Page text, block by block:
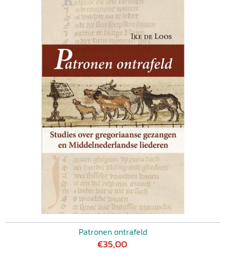
Patronen ontrafeld
€35,00